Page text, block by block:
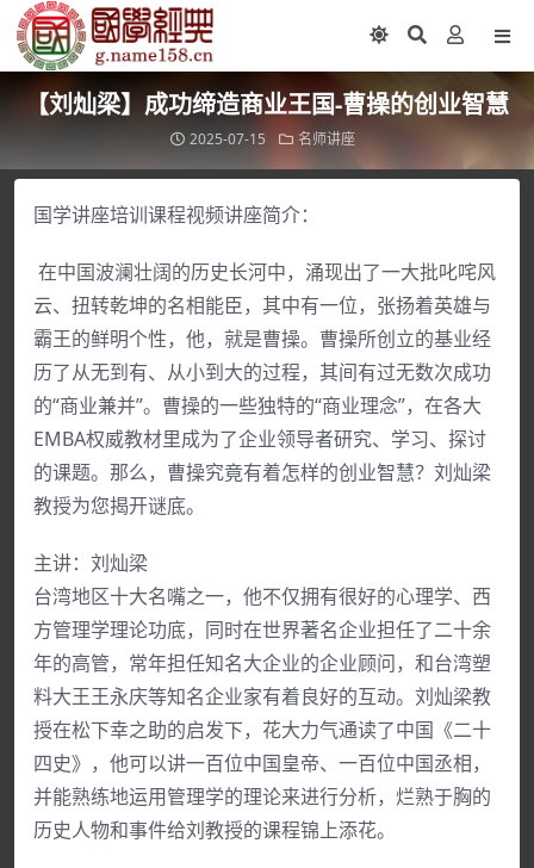
【刘灿梁】成功缔造商业王国-曹操的创业智慧
2025-07-15 名师讲座
国学讲座培训课程视频讲座简介：
在中国波澜壮阔的历史长河中，涌现出了一大批叱咤风
云、扭转乾坤的名相能臣，其中有一位，张扬着英雄与
霸王的鲜明个性，他，就是曹操。曹操所创立的基业经
历了从无到有、从小到大的过程，其间有过无数次成功
的“商业兼并”。曹操的一些独特的“商业理念”，在各大
EMBA权威教材里成为了企业领导者研究、学习、探讨
的课题。那么，曹操究竟有着怎样的创业智慧？刘灿梁
教授为您揭开谜底。
主讲：刘灿梁
台湾地区十大名嘴之一，他不仅拥有很好的心理学、西
方管理学理论功底，同时在世界著名企业担任了二十余
年的高管，常年担任知名大企业的企业顾问，和台湾塑
料大王王永庆等知名企业家有着良好的互动。刘灿梁教
授在松下幸之助的启发下，花大力气通读了中国《二十
四史》，他可以讲一百位中国皇帝、一百位中国丞相，
并能熟练地运用管理学的理论来进行分析，烂熟于胸的
历史人物和事件给刘教授的课程锦上添花。